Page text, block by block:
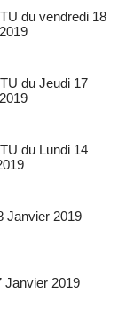
du vendredi 18
du Jeudi 17
du Lundi 14
Janvier 2019
Janvier 2019